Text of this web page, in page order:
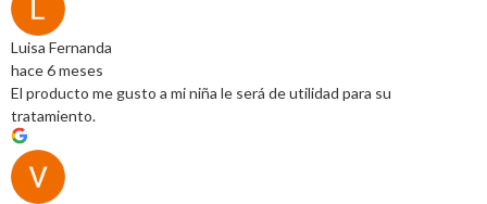
Luisa Fernanda
hace 6 meses
El producto me gusto a mi niña le será de utilidad para su
tratamiento.